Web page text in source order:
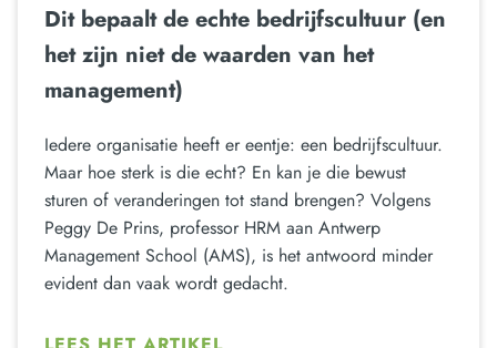
Dit bepaalt de echte bedrijfscultuur (en
het zijn niet de waarden van het
management)
Iedere organisatie heeft er eentje: een bedrijfscultuur.
Maar hoe sterk is die echt? En kan je die bewust
sturen of veranderingen tot stand brengen? Volgens
Peggy De Prins, professor HRM aan Antwerp
Management School (AMS), is het antwoord minder
evident dan vaak wordt gedacht.